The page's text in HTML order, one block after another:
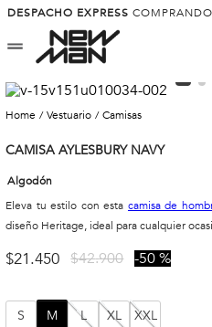
DESPACHO EXPRESS
vestuario camisas
CAMISA AYLESBURY NAVY
Algodón
Eleva tu estilo con esta camisa de
diseño Heritage, ideal para cualquier
$21.450 $42.900 50 %
S M L XL XXL